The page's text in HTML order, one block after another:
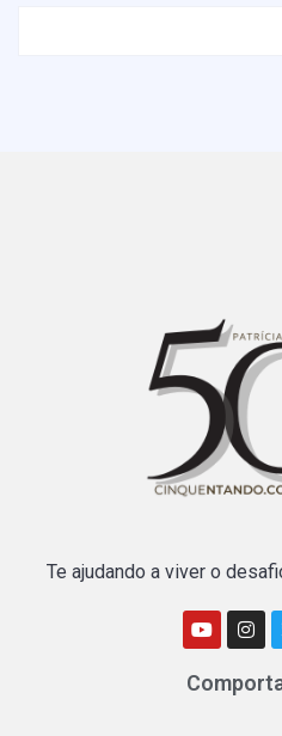
Te ajudando a viver o